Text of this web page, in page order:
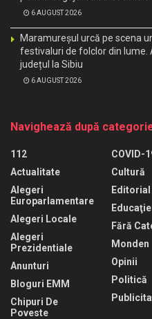
6 AUGUST 2026
Maramureșul urcă pe scena
festivaluri de folclor din lume.
județul la Sibiu
6 AUGUST 2026
Navighează după
112
Actualitate
Alegeri
Europarlamentare
Alegeri Locale
Alegeri
Prezidentiale
Anunturi
Bloguri EMM
Chipuri De
Poveste
COVID-
Cultură
Editorial
Educaţie
Fără
Monden
Opinii
Politică